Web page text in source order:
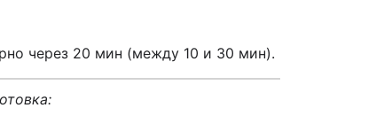
через 20 мин (между 10 и 30 мин).